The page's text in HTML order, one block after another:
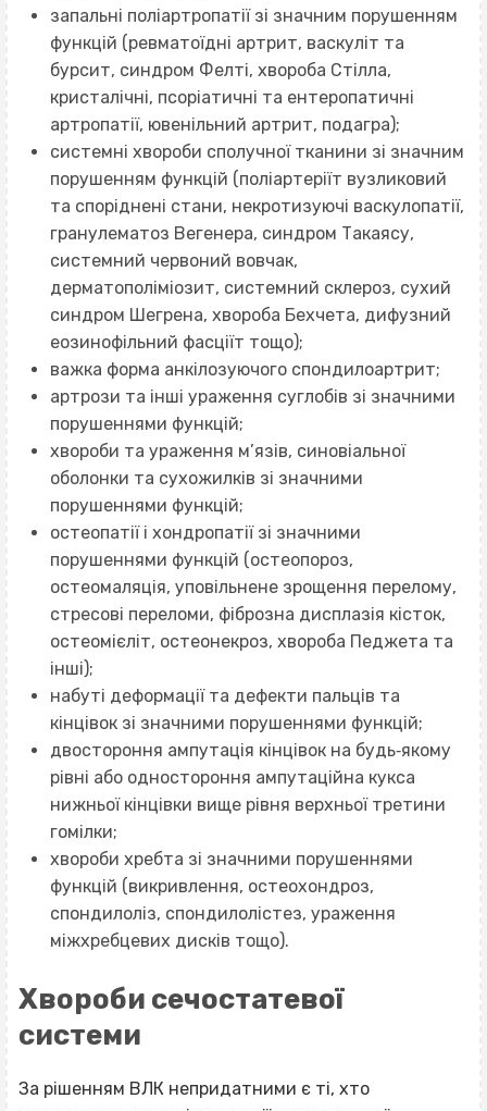
запальні поліартропатії зі значним порушенням
функцій (ревматоїдні артрит, васкуліт та
бурсит, синдром Фелті, хвороба Стілла,
кристалічні, псоріатичні та ентеропатичні
артропатії, ювенільний артрит, подагра);
системні хвороби сполучної тканини зі значним
порушенням функцій (поліартеріїт вузликовий
та споріднені стани, некротизуючі васкулопатії,
гранулематоз Вегенера, синдром Такаясу,
системний червоний вовчак,
дерматополіміозит, системний склероз, сухий
синдром Шегрена, хвороба Бехчета, дифузний
еозинофільний фасціїт тощо);
важка форма анкілозуючого спондилоартрит;
артрози та інші ураження суглобів зі значними
порушеннями функцій;
хвороби та ураження м’язів, синовіальної
оболонки та сухожилків зі значними
порушеннями функцій;
остеопатії і хондропатії зі значними
порушеннями функцій (остеопороз,
остеомаляція, уповільнене зрощення перелому,
стресові переломи, фіброзна дисплазія кісток,
остеомієліт, остеонекроз, хвороба Педжета та
інші);
набуті деформації та дефекти пальців та
кінцівок зі значними порушеннями функцій;
двостороння ампутація кінцівок на будь‐якому
рівні або одностороння ампутаційна кукса
нижньої кінцівки вище рівня верхньої третини
гомілки;
хвороби хребта зі значними порушеннями
функцій (викривлення, остеохондроз,
спондилоліз, спондилолістез, ураження
міжхребцевих дисків тощо).
Хвороби сечостатевої
системи
За рішенням ВЛК непридатними є ті, хто